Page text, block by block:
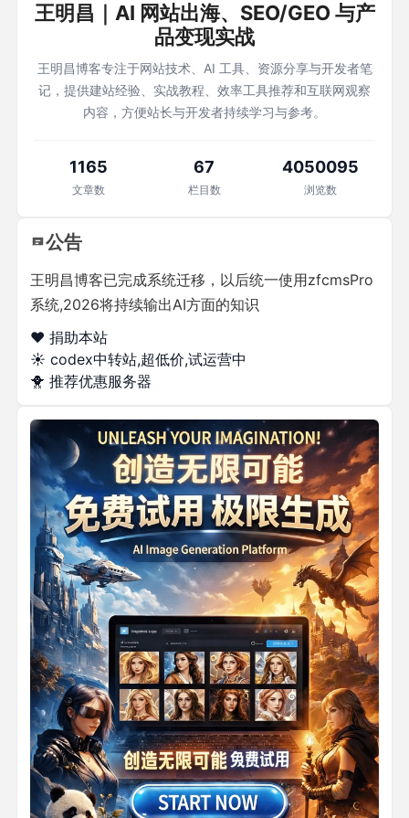
王明昌｜AI 网站出海、SEO/GEO 与产
品变现实战
王明昌博客专注于网站技术、AI 工具、资源分享与开发者笔
记，提供建站经验、实战教程、效率工具推荐和互联网观察
内容，方便站长与开发者持续学习与参考。
1165
文章数
67
栏目数
4050095
浏览数
公告
王明昌博客已完成系统迁移，以后统一使用zfcmsPro
系统,2026将持续输出AI方面的知识
❤️ 捐助本站
☀️ codex中转站,超低价,试运营中
🐥 推荐优惠服务器